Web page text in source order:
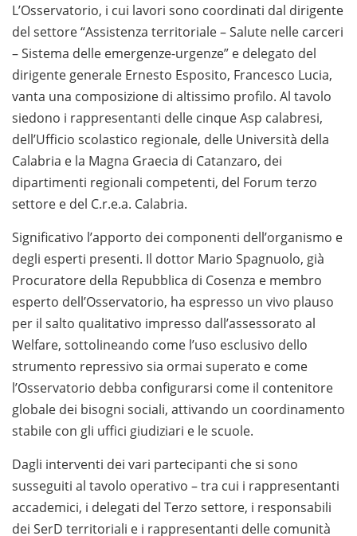
L’Osservatorio, i cui lavori sono coordinati dal dirigente
del settore “Assistenza territoriale – Salute nelle carceri
– Sistema delle emergenze-urgenze” e delegato del
dirigente generale Ernesto Esposito, Francesco Lucia,
vanta una composizione di altissimo profilo. Al tavolo
siedono i rappresentanti delle cinque Asp calabresi,
dell’Ufficio scolastico regionale, delle Università della
Calabria e la Magna Graecia di Catanzaro, dei
dipartimenti regionali competenti, del Forum terzo
settore e del C.r.e.a. Calabria.
Significativo l’apporto dei componenti dell’organismo e
degli esperti presenti. Il dottor Mario Spagnuolo, già
Procuratore della Repubblica di Cosenza e membro
esperto dell’Osservatorio, ha espresso un vivo plauso
per il salto qualitativo impresso dall’assessorato al
Welfare, sottolineando come l’uso esclusivo dello
strumento repressivo sia ormai superato e come
l’Osservatorio debba configurarsi come il contenitore
globale dei bisogni sociali, attivando un coordinamento
stabile con gli uffici giudiziari e le scuole.
Dagli interventi dei vari partecipanti che si sono
susseguiti al tavolo operativo – tra cui i rappresentanti
accademici, i delegati del Terzo settore, i responsabili
dei SerD territoriali e i rappresentanti delle comunità